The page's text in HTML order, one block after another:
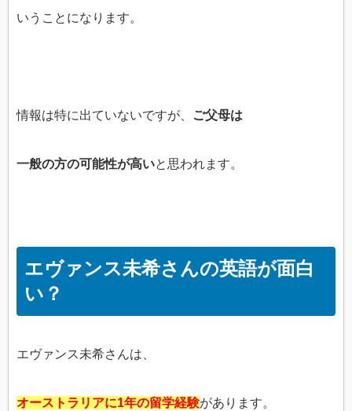
いうことになります。
情報は特に出ていないですが、 ご父母は
一般の方の可能性が高いと思われます。
エヴァンス未希さんの英語が面白
い？
エヴァンス未希さんは、
オーストラリアに1年の留学経験があります。